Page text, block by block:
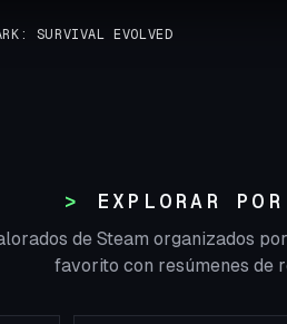
SURVIVAL EVOLVED
EXPLORAR
de Steam organizados
favorito con resúmenes de